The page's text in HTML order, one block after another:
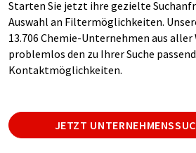
Starten Sie jetzt ihre gezielte
Auswahl an Filtermöglichkeiten.
13.706 Chemie-Unternehmen aus
problemlos den zu Ihrer Suche
Kontaktmöglichkeiten.
JETZT